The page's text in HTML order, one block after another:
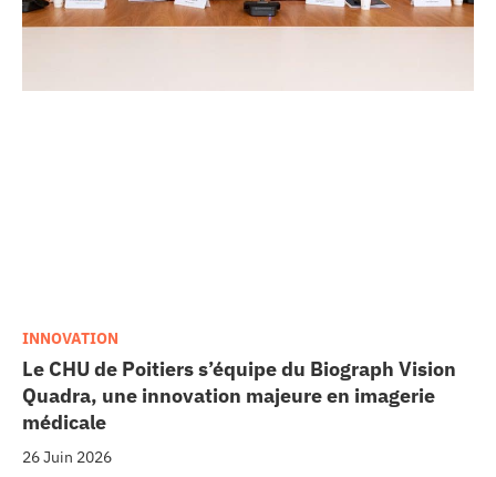
Le CHU de Poitiers s’équipe du Biograph Vision
Quadra, une innovation majeure en imagerie
médicale
26 Juin 2026
INNOVATION